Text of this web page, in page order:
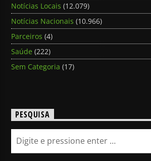
Notícias Locais (12.079)
Notícias Nacionais (10.966)
Parceiros (4)
Saúde (222)
Sem Categoria (17)
PESQUISA